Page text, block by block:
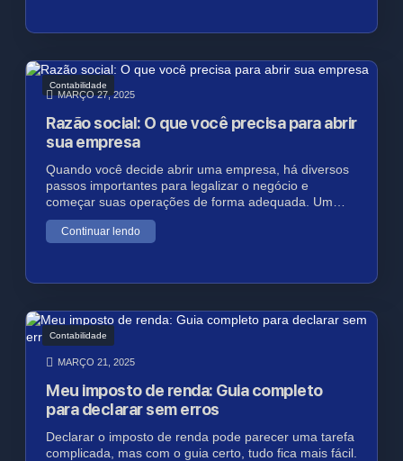
Contabilidade
MARÇO 27, 2025
Razão social: O que você precisa para abrir
sua empresa
Quando você decide abrir uma empresa, há diversos
passos importantes para legalizar o negócio e
começar suas operações de forma adequada. Um…
Continuar lendo
Contabilidade
MARÇO 21, 2025
Meu imposto de renda: Guia completo
para declarar sem erros
Declarar o imposto de renda pode parecer uma tarefa
complicada, mas com o guia certo, tudo fica mais fácil.